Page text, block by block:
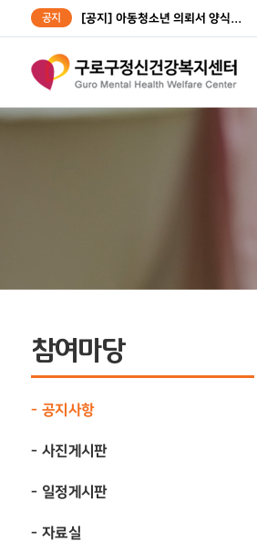
공지 [공지] 아동청소년 의뢰서 양식...
참여마당
공지사항
사진게시판
일정게시판
자료실